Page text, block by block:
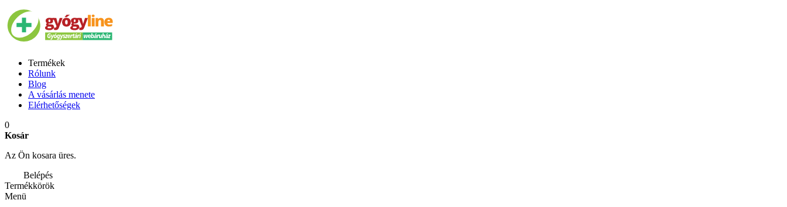
Termékek
Rólunk
Blog
A vásárlás menete
Elérhetőségek
0
Kosár
Az Ön kosara üres.
Belépés
Termékkörök
Menü